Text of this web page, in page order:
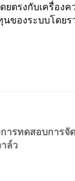
ตรงกับเครื่อง
ของระบบโดย
ารทดสอบการจั
ล์ว